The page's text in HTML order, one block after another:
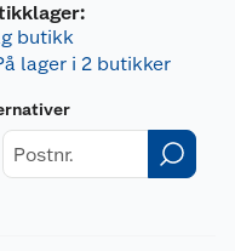
butikk
lager i 2 butikker